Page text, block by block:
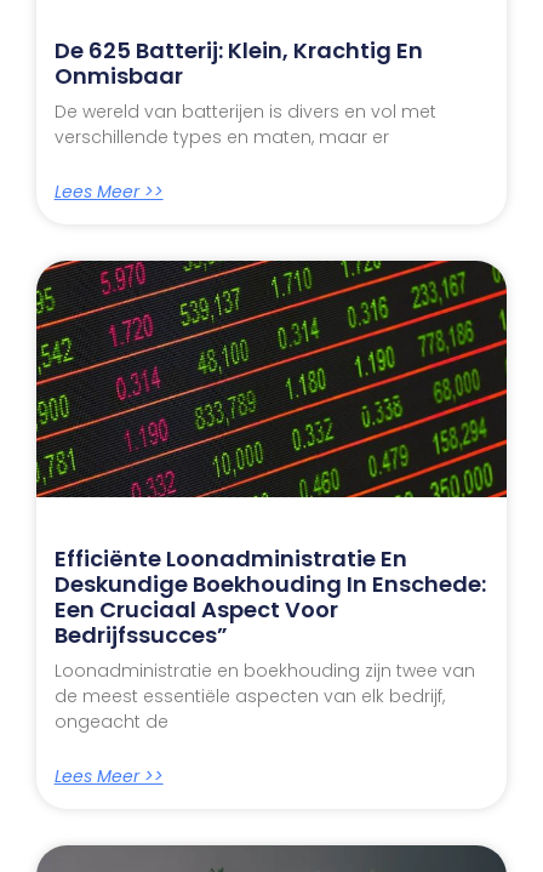
De 625 Batterij: Klein, Krachtig En
Onmisbaar
De wereld van batterijen is divers en vol met
verschillende types en maten, maar er
Lees Meer >>
Efficiënte Loonadministratie En
Deskundige Boekhouding In Enschede:
Een Cruciaal Aspect Voor
Bedrijfssucces”
Loonadministratie en boekhouding zijn twee van
de meest essentiële aspecten van elk bedrijf,
ongeacht de
Lees Meer >>